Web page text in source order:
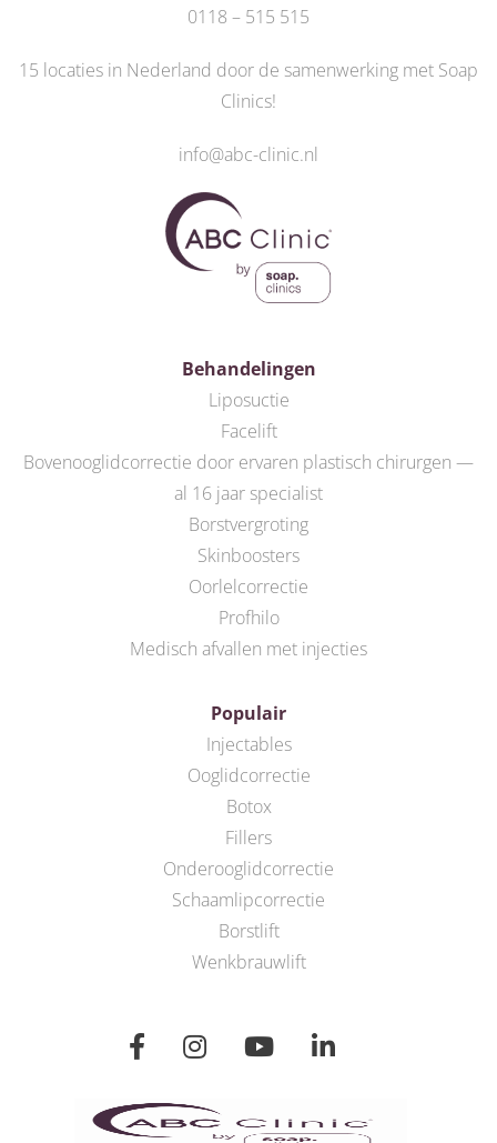
0118 – 515 515
15 locaties in Nederland door de samenwerking met Soap
Clinics!
info@abc-clinic.nl
Behandelingen
Liposuctie
Facelift
Bovenooglidcorrectie door ervaren plastisch chirurgen —
al 16 jaar specialist
Borstvergroting
Skinboosters
Oorlelcorrectie
Profhilo
Medisch afvallen met injecties
Populair
Injectables
Ooglidcorrectie
Botox
Fillers
Onderooglidcorrectie
Schaamlipcorrectie
Borstlift
Wenkbrauwlift